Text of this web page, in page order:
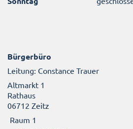
Bürgerbüro
Leitung: Constance Trauer
Altmarkt 1
Rathaus
06712 Zeitz
Raum 1